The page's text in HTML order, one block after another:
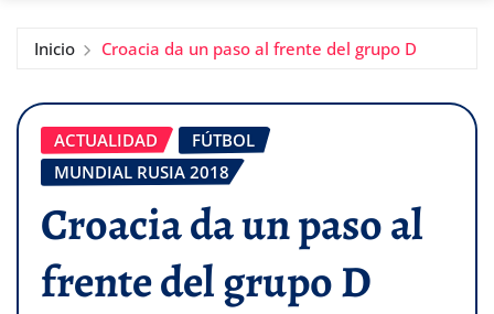
Inicio Croacia da un paso al frente del grupo D
ACTUALIDAD
FÚTBOL
MUNDIAL RUSIA 2018
Croacia da un paso al
frente del grupo D